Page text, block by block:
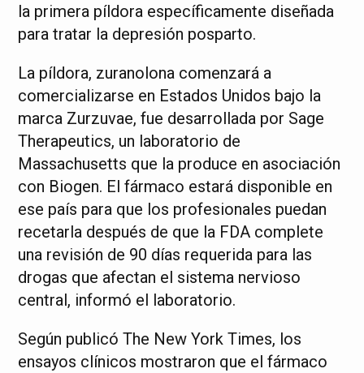
la primera píldora específicamente diseñada
para tratar la depresión posparto.
La píldora, zuranolona comenzará a
comercializarse en Estados Unidos bajo la
marca Zurzuvae, fue desarrollada por Sage
Therapeutics, un laboratorio de
Massachusetts que la produce en asociación
con Biogen. El fármaco estará disponible en
ese país para que los profesionales puedan
recetarla después de que la FDA complete
una revisión de 90 días requerida para las
drogas que afectan el sistema nervioso
central, informó el laboratorio.
Según publicó The New York Times, los
ensayos clínicos mostraron que el fármaco